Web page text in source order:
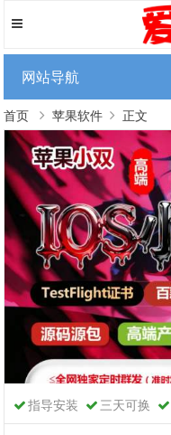
网站导航
首页 苹果软件 正文
指导安装 三天可换